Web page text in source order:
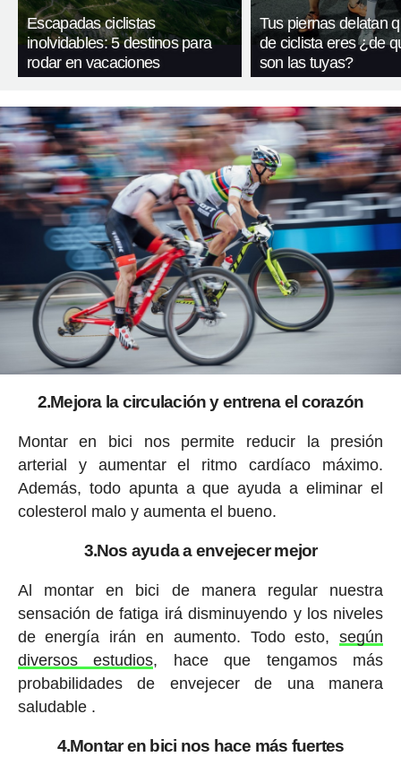
Escapadas ciclistas
inolvidables: 5 destinos para
rodar en vacaciones
Tus piernas delatan
de ciclista eres ¿de
son las tuyas?
2.Mejora la circulación y entrena el corazón
Montar en bici nos permite reducir la presión
arterial y aumentar el ritmo cardíaco máximo.
Además, todo apunta a que ayuda a eliminar el
colesterol malo y aumenta el bueno.
3.Nos ayuda a envejecer mejor
Al montar en bici de manera regular nuestra
sensación de fatiga irá disminuyendo y los niveles
de energía irán en aumento. Todo esto,según
diversos estudios, hace que tengamos más
probabilidades de envejecer de una manera
saludable .
4.Montar en bici nos hace más fuertes